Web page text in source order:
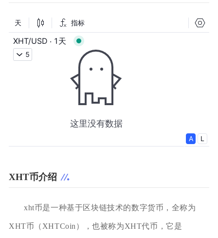
XHT币介绍
xht币是一种基于区块链技术的数字货币，全称为
XHT币（XHTCoin），也被称为XHT代币，它是